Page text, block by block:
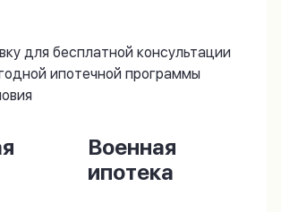
для бесплатной консультации
ипотечной программы
Военная
ипотека